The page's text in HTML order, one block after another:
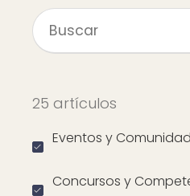
25 artículos
Eventos y
Concursos y